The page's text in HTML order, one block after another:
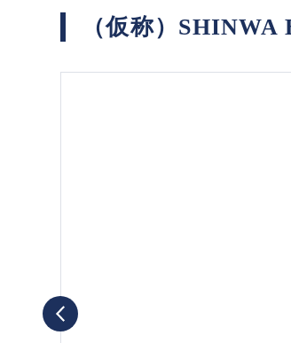
（仮称）